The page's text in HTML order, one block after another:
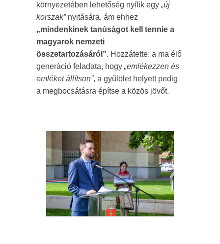
környezetében lehetőség nyílik egy „új
korszak”nyitására, ám ehhez
„mindenkinek tanúságot kell tennie a
magyarok nemzeti
összetartozásáról”. Hozzátette: a ma élő
generáció feladata, hogy „emlékezzen és
emléket állítson”, a gyűlölet helyett pedig
a megbocsátásra építse a közös jövőt.